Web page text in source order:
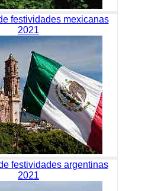
festividades mexicanas
2021
festividades argentinas
2021